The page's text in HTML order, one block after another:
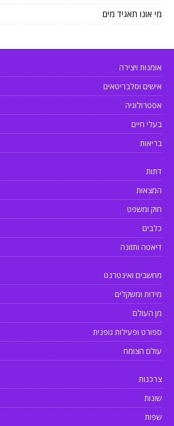
מי אונו תאגיד מים
אומנות ויצירה
אישים וסלבריטאים
אסטרולוגיה
בעלי חיים
בריאות
דתות
המצאות
חוק ומשפט
כלבים
דיאטה ותזונה
מחשבים ואינטרנט
מידות ומשקלים
מן העולם
ספורט ופעילות גופנית
עולם הצומח
צרכנות
שונות
שפות